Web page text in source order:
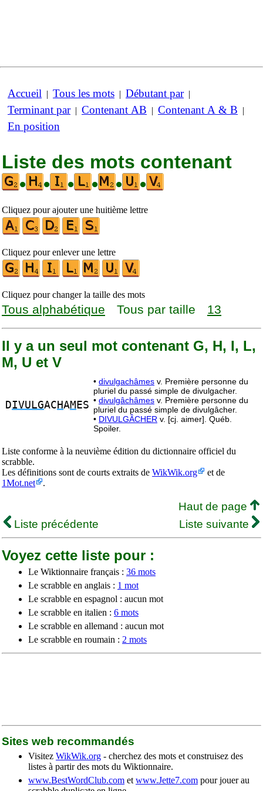
Accueil | Tous les mots | Débutant par|
Terminant par| Contenant AB | Contenant A & B |
En position
Liste des mots contenant
•
• • • • •
Cliquez pour ajouter une huitième lettre
Cliquez pour enlever une lettre
Cliquez pour changer la taille des mots
Tous alphabétique Tous par taille 13
Il y a un seul mot contenant G, H, I, L,
M, U et V
DIVULGAC HAM ES
• divulgachâmes v. Première personne du
pluriel du passé simple de divulgacher.
• divulgâchâmes v. Première personne du
pluriel du passé simple de divulgâcher.
• DIVULGÂCHER v. [cj. aimer]. Québ.
Spoiler.
Liste conforme à la neuvième édition du dictionnaire officiel du
scrabble.
Les définitions sont de courts extraits de WikWik.org
et de
1Mot.net
.
Haut de page
Liste précédente
Liste suivante
Voyez cette liste pour :
Le Wiktionnaire français : 36 mots
Le scrabble en anglais : 1 mot
Le scrabble en espagnol : aucun mot
Le scrabble en italien : 6 mots
Le scrabble en allemand : aucun mot
Le scrabble en roumain : 2 mots
Sites web recommandés
Visitez WikWik.org - cherchez des mots et construisez des
listes à partir des mots du Wiktionnaire.
www.BestWordClub.com et www.Jette7.com pour jouer au